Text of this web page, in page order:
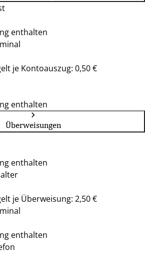
enthalten
je Kontoauszug: 0,50 €
enthalten
Überweisungen
enthalten
je Überweisung: 2,50 €
enthalten